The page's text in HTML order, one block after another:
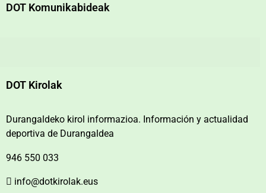
DOT Komunikabideak
DOT Kirolak
Durangaldeko kirol informazioa. Información y actualidad
deportiva de Durangaldea
946 550 033
info@dotkirolak.eus